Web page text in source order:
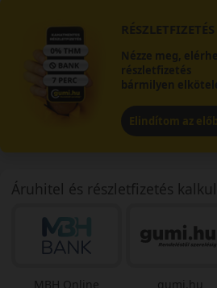
RÉSZLETFIZETÉS
Nézze meg,
részletfizetés
bármilyen
Elindítom az
Áruhitel és részletfizetés
MBH Online
gumi.hu